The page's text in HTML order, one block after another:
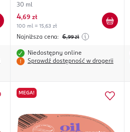
30 ml
4,69 zł
100 ml = 15,63 zł
Najniższa cena: 6,99 zł
Niedostępny online
Sprawdź dostępność w drogerii
MEGA!